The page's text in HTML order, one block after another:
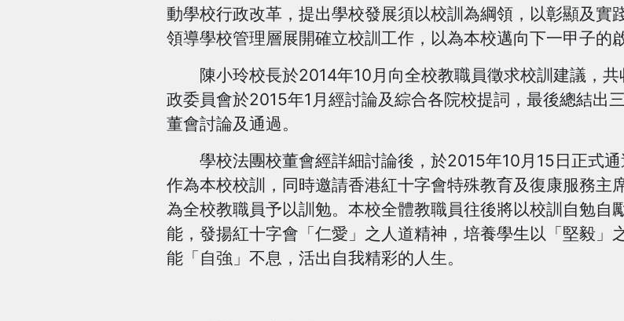
動學校行政改革，提出學校發展須以校訓為綱領，以彰顯及實
領導學校管理層展開確立校訓工作，以為本校邁向下一甲子的
陳小玲校長於2014年10月向全校教職員徵求校訓建議，共
政委員會於2015年1月經討論及綜合各院校提詞，最後總結出
董會討論及通過。
學校法團校董會經詳細討論後，於2015年10月15日正式通
作為本校校訓，同時邀請香港紅十字會特殊教育及復康服務主
為全校教職員予以訓勉。本校全體教職員往後將以校訓自勉自
能，發揚紅十字會「仁愛」之人道精神，培養學生以「堅毅」
能「自強」不息，活出自我精彩的人生。